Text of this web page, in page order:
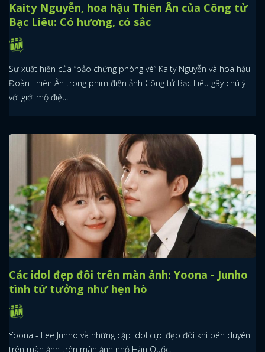
Kaity Nguyễn, hoa hậu Thiên Ân của Công tử
Bạc Liêu: Có hương, có sắc
Sự xuất hiện của “bảo chứng phòng vé” Kaity Nguyễn và hoa hậu
Đoàn Thiên Ân trong phim điện ảnh Công tử Bạc Liêu gây chú ý
với giới mộ điệu.
Các idol đẹp đôi trên màn ảnh: Yoona - Junho
tình tứ tưởng như hẹn hò
Yoona - Lee Junho và những cặp idol cực đẹp đôi khi bén duyên
trên màn ảnh trên màn ảnh nhỏ Hàn Quốc.